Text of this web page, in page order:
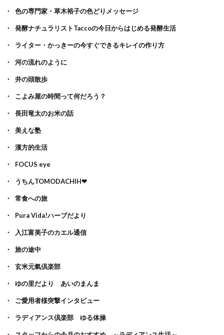
色の専門家・草木裕子の色どりメッセージ
発酵ナチュラリストTaccoの今日からはじめる発酵生活
ライター・かっきーの今すぐできるキレイの作り方
河の流れのように
井の頭散歩
こよみ屋の時間って何だろう？
長田竜太のお米の話
美えな塾
漢方的生活
FOCUS eye
うちんTOMODACHIH❤
常食への旅
Pura Vida!ハーブだより
入江富美子のカエル通信
旅の途中
玄米元氣倶楽部
ゆの里だより あいのまんま
ご愛用者様突撃インタビュー
ラディアンス倶楽部 ゆる体操